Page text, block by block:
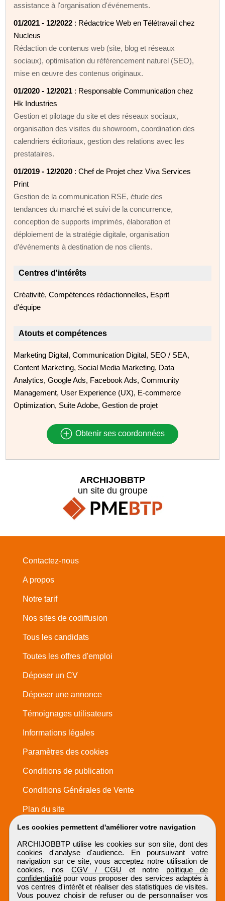
assistance à l'organisation d'événements.
01/2021 - 12/2022 : Rédactrice Web en Télétravail chez
Nucleus
Rédaction de contenus web (site, blog et réseaux
sociaux), optimisation du référencement naturel (SEO),
mise en œuvre des contenus originaux.
01/2020 - 12/2021 : Responsable Communication chez
Hk Industries
Gestion et pilotage du site et des réseaux sociaux,
organisation des visites du showroom, coordination des
calendriers éditoriaux, gestion des relations avec les
prestataires.
01/2019 - 12/2020 : Chef de Projet chez Viva Services
Print
Gestion de la communication RSE, étude des
tendances du marché et suivi de la concurrence,
conception de supports imprimés, élaboration et
déploiement de la stratégie digitale, organisation
d’événements à destination de nos clients.
Centres d'intérêts
Créativité, Compétences rédactionnelles, Esprit
d'équipe
Atouts et compétences
Marketing Digital, Communication Digital, SEO / SEA,
Content Marketing, Social Media Marketing, Data
Analytics, Google Ads, Facebook Ads, Community
Management, User Experience (UX), E-commerce
Optimization, Suite Adobe, Gestion de projet
Obtenir ses coordonnées
Les cookies permettent d'améliorer votre navigation
ARCHIJOBBTP utilise les cookies sur son site, dont des
cookies d'analyse d'audience. En poursuivant votre
navigation sur ce site, vous acceptez notre utilisation de
cookies, nos CGV / CGU et notre politique de
confidentialitépour vous proposer des services adaptés à
vos centres d'intérêt et réaliser des statistiques de visites.
Vous pouvez choisir de refuser ou de personnaliser vos
ARCHIJOBBTP
un site du groupe
Contactez-nous
A propos
Notre tarif
Nos sites de codiffusion
Tous les candidats
Toutes les offres d'emploi
Déposer un CV
Déposer une annonce
Témoignages utilisateurs
Informations légales
Paramètres des cookies
Conditions de publication
Conditions Générales de Vente
Plan du site